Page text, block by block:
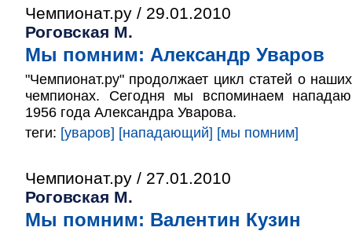
Чемпионат.ру / 29.01.2010
Роговская М.
Мы помним: Александр Уваров
"Чемпионат.ру" продолжает цикл статей о
чемпионах. Сегодня мы вспоминаем
1956 года Александра Уварова.
теги: [уваров] [нападающий] [мы помним]
Чемпионат.ру / 27.01.2010
Роговская М.
Мы помним: Валентин Кузин